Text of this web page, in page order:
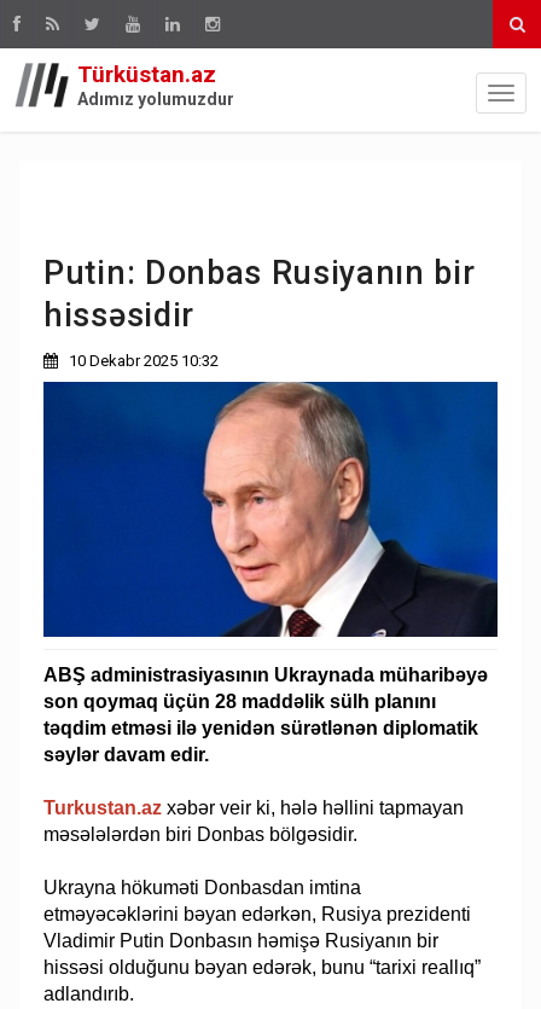
Türküstan.az
Adımız yolumuzdur
Putin: Donbas Rusiyanın bir
hissəsidir
10 Dekabr 2025 10:32
ABŞ administrasiyasının Ukraynada müharibəyə
son qoymaq üçün 28 maddəlik sülh planını
təqdim etməsi ilə yenidən sürətlənən diplomatik
səylər davam edir.
Turkustan.az xəbər veir ki, hələ həllini tapmayan
məsələlərdən biri Donbas bölgəsidir.
Ukrayna hökuməti Donbasdan imtina
etməyəcəklərini bəyan edərkən, Rusiya prezidenti
Vladimir Putin Donbasın həmişə Rusiyanın bir
hissəsi olduğunu bəyan edərək, bunu “tarixi reallıq”
adlandırıb.